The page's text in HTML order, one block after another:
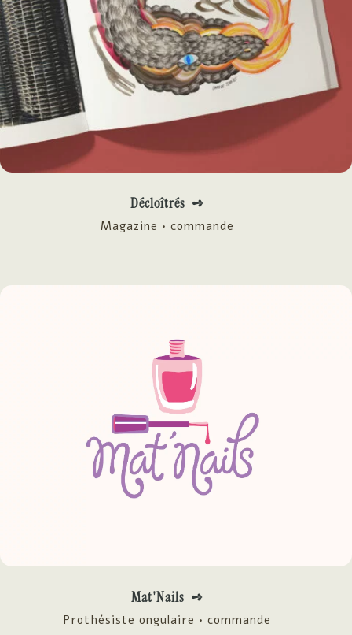
Décloîtrés ➺
Magazine • commande
Mat'Nails ➺
Prothésiste ongulaire • commande